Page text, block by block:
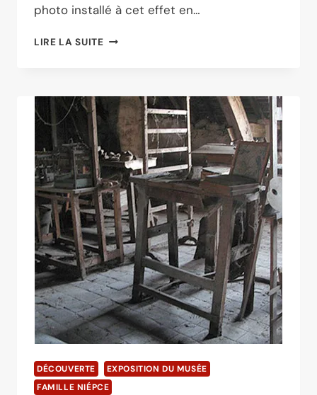
photo installé à cet effet en…
LIRE LA SUITEDÉCOUVERTE
PAR
LA
ROUTE
LA
PHOTO
DÉCOUVERTE
EXPOSITION DU MUSÉE
FAMILLE NIÉPCE